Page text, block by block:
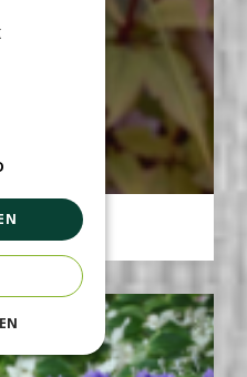
Blanca'